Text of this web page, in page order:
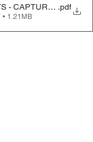
- CAPTUREL - EN
.pdf
1.21MB